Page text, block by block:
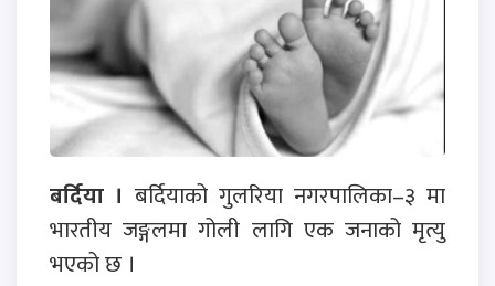
बर्दिया । बर्दियाको गुलरिया नगरपालिका–३ मा
भारतीय जङ्गलमा गोली लागि एक जनाको मृत्यु
भएको छ ।